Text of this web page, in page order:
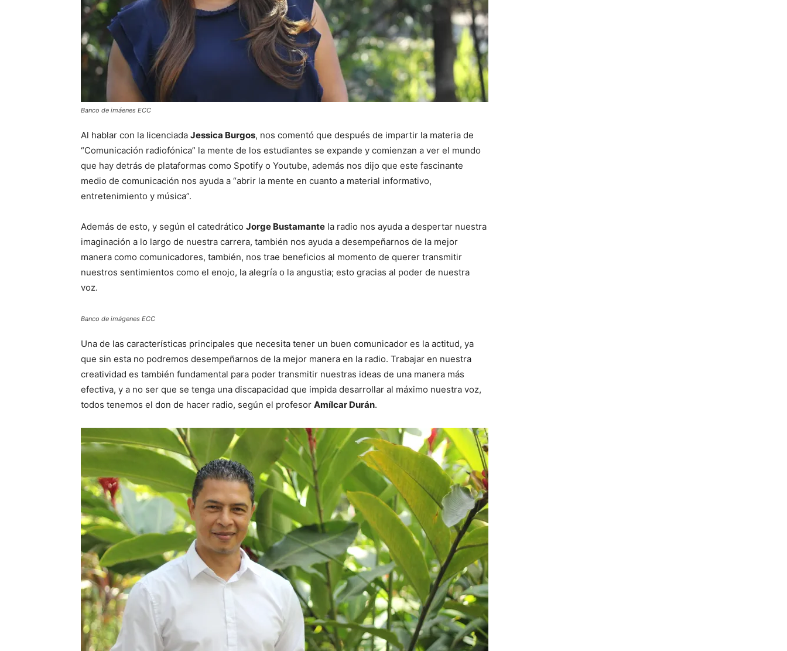
Banco de imáenes ECC
Al hablar con la licenciada Jessica Burgos, nos comentó que después de impartir la materia de
“Comunicación radiofónica” la mente de los estudiantes se expande y comienzan a ver el mundo
que hay detrás de plataformas como Spotify o Youtube, además nos dijo que este fascinante
medio de comunicación nos ayuda a “abrir la mente en cuanto a material informativo,
entretenimiento y música”.
Además de esto, y según el catedrático Jorge Bustamante la radio nos ayuda a despertar nuestra
imaginación a lo largo de nuestra carrera, también nos ayuda a desempeñarnos de la mejor
manera como comunicadores, también, nos trae beneficios al momento de querer transmitir
nuestros sentimientos como el enojo, la alegría o la angustia; esto gracias al poder de nuestra
voz.
Banco de imágenes ECC
Una de las características principales que necesita tener un buen comunicador es la actitud, ya
que sin esta no podremos desempeñarnos de la mejor manera en la radio. Trabajar en nuestra
creatividad es también fundamental para poder transmitir nuestras ideas de una manera más
efectiva, y a no ser que se tenga una discapacidad que impida desarrollar al máximo nuestra voz,
todos tenemos el don de hacer radio, según el profesor Amílcar Durán.